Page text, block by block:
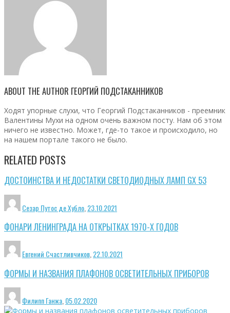
ABOUT THE AUTHOR ГЕОРГИЙ ПОДСТАКАННИКОВ
Ходят упорные слухи, что Георгий Подстаканников - преемник
Валентины Мухи на одном очень важном посту. Нам об этом
ничего не известно. Может, где-то такое и происходило, но
на нашем портале такого не было.
RELATED POSTS
ДОСТОИНСТВА И НЕДОСТАТКИ СВЕТОДИОДНЫХ ЛАМП GX 53
Сезар Путос де Хубло 23.10.2021
ФОНАРИ ЛЕНИНГРАДА НА ОТКРЫТКАХ 1970-Х ГОДОВ
Евгений Счастливчиков,22.10.2021
ФОРМЫ И НАЗВАНИЯ ПЛАФОНОВ ОСВЕТИТЕЛЬНЫХ ПРИБОРОВ
Филипп Ганжа,05.02.2020